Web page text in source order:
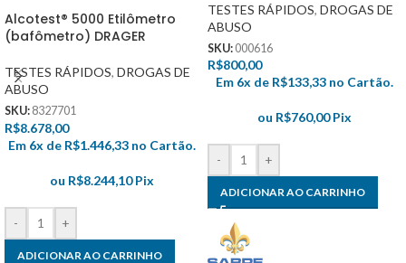
Alcotest® 5000 Etilômetro
(bafômetro) DRAGER
TESTES RÁPIDOS, DROGAS DE
ABUSO
SKU: 8327701
R$8.678,00
Em 6x de R$1.446,33 no Cartão.
ou R$8.244,10 Pix
- +
ADICIONAR AO CARRINHO
TESTES RÁPIDOS, DROGAS DE
ABUSO
SKU: 000616
R$800,00
Em 6x de R$133,33 no Cartão.
ou R$760,00 Pix
- +
ADICIONAR AO CARRINHO